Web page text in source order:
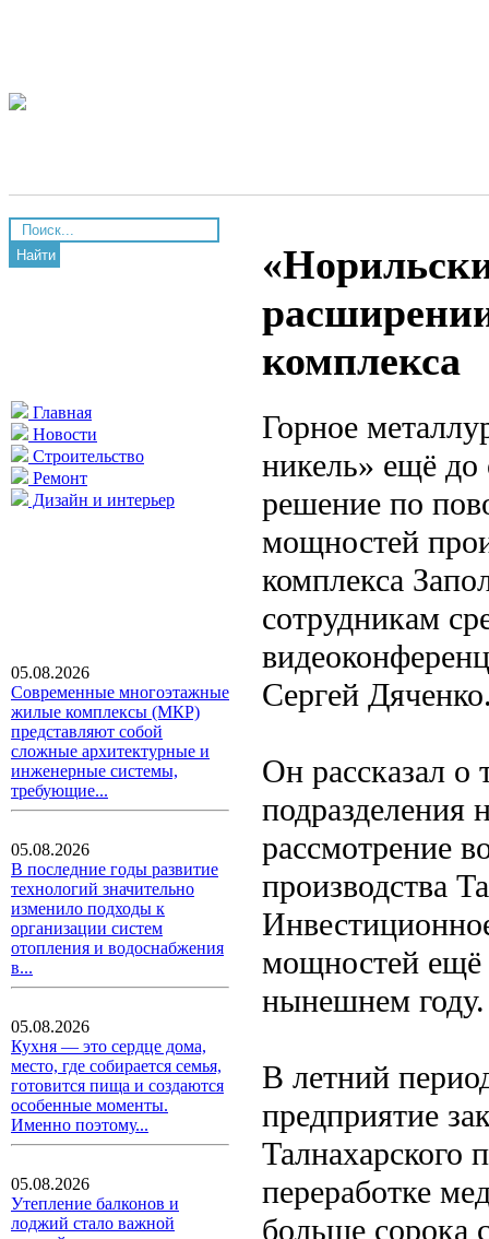
Найти
Главная
Новости
Строительство
Ремонт
Дизайн и интерьер
05.08.2026
Современные многоэтажные
жилые комплексы (МКР)
представляют собой
сложные архитектурные и
инженерные системы,
требующие...
05.08.2026
В последние годы развитие
технологий значительно
изменило подходы к
организации систем
отопления и водоснабжения
в...
05.08.2026
Кухня — это сердце дома,
место, где собирается семья,
готовится пища и создаются
особенные моменты.
Именно поэтому...
05.08.2026
Утепление балконов и
лоджий стало важной
комплекса
Горное
никель» ещё до
решение по
мощностей
комплекса
сотрудникам
Сергей
Он рассказал о
подразделения
рассмотрение
производства
мощностей ещё
нынешнем году.
В летний
предприятие
Талнахарского
переработке
больше сорока